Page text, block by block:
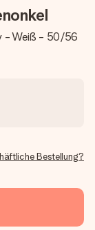
- Weiß - 50/56
Bestellung?